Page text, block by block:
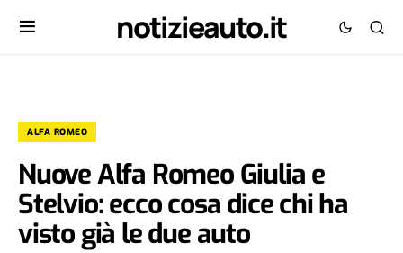
notizieauto.it
ALFA ROMEO
Nuove Alfa Romeo Giulia e
Stelvio: ecco cosa dice chi ha
visto già le due auto